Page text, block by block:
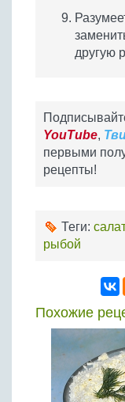
другую
YouTube,
первыми
рецепты!
Теги:
рыбой
Похожие